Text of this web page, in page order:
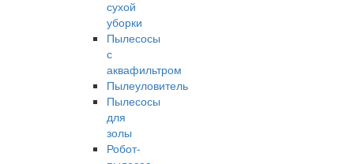
сухой
уборки
Пылесосы
с
аквафильтром
Пылеуловитель
Пылесосы
для
золы
Робот-